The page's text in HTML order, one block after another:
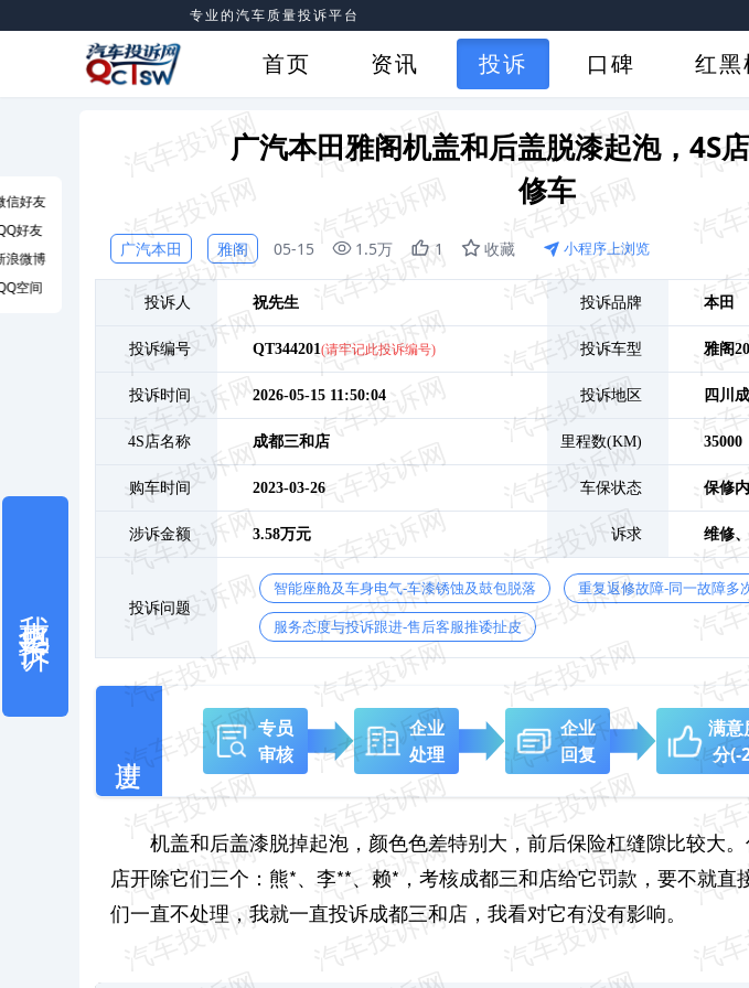
专业的汽车质量投诉平台
首页 资讯 投诉 口碑 红黑
广汽本田雅阁机盖和后盖脱漆起泡，4S
修车
广汽本田 雅阁 05-15 1.5万 1 收藏 小程序上浏览
投诉人 祝先生 投诉品牌 本田
投诉编号 QT344201(请牢记此投诉编号) 投诉车型 雅阁
投诉时间 2026-05-15 11:50:04 投诉地区 四川
4S店名称 成都三和店 里程数(KM) 35000
购车时间 2023-03-26 车保状态 保修内
涉诉金额 3.58万元 诉求 维修、
投诉问题
智能座舱及车身电气-车漆锈蚀及鼓包脱落 重复返修故障-同一故障多
服务态度与投诉跟进-售后客服推诿扯皮
专员
审核
企业
处理
企业
回复
满意
分(-
机盖和后盖漆脱掉起泡，颜色色差特别大，前后保险杠缝隙比较大
店开除它们三个：熊*、李**、赖*，考核成都三和店给它罚款，要不就直
们一直不处理，我就一直投诉成都三和店，我看对它有没有影响。
信好友
好友
浪微博
空间